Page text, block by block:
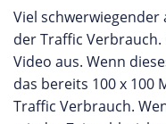
Viel
der Traffic
Video aus. Wenn
das bereits 100 x 100
Traffic Verbrauch.